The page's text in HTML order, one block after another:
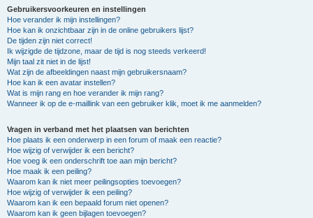
Gebruikersvoorkeuren en instellingen
Hoe verander ik mijn instellingen?
Hoe kan ik onzichtbaar zijn in de online gebruikers lijst?
De tijden zijn niet correct!
Ik wijzigde de tijdzone, maar de tijd is nog steeds verkeerd!
Mijn taal zit niet in de lijst!
Wat zijn de afbeeldingen naast mijn gebruikersnaam?
Hoe kan ik een avatar instellen?
Wat is mijn rang en hoe verander ik mijn rang?
Wanneer ik op de e-maillink van een gebruiker klik, moet ik me aanmelden?
Vragen in verband met het plaatsen van berichten
Hoe plaats ik een onderwerp in een forum of maak een reactie?
Hoe wijzig of verwijder ik een bericht?
Hoe voeg ik een onderschrift toe aan mijn bericht?
Hoe maak ik een peiling?
Waarom kan ik niet meer peilingsopties toevoegen?
Hoe wijzig of verwijder ik een peiling?
Waarom kan ik een bepaald forum niet openen?
Waarom kan ik geen bijlagen toevoegen?